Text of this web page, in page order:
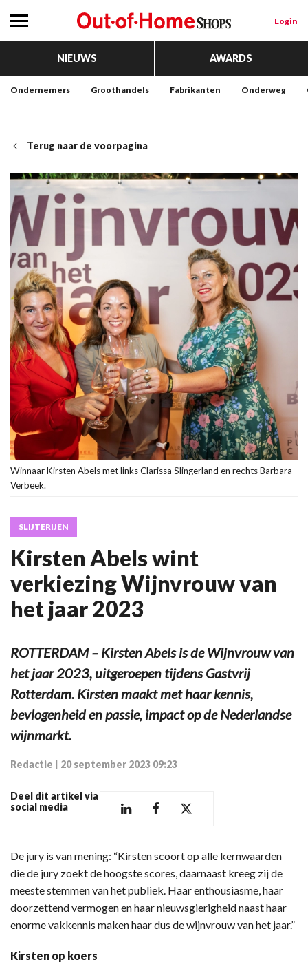
Login
NIEUWS AWARDS
Ondernemers Groothandels Fabrikanten Onderweg
Terug naar de voorpagina
Winnaar Kirsten Abels met links Clarissa Slingerland en rechts Barbara
Verbeek.
SLIJTERIJEN
Kirsten Abels wint
verkiezing Wijnvrouw van
het jaar 2023
ROTTERDAM – Kirsten Abels is de Wijnvrouw van
het jaar 2023, uitgeroepen tijdens Gastvrij
Rotterdam. Kirsten maakt met haar kennis,
bevlogenheid en passie, impact op de Nederlandse
wijnmarkt.
Redactie 20 september 2023 09:23
Deel dit artikel via
social media
De jury is van mening: “Kirsten scoort op alle kernwaarden
die de jury zoekt de hoogste scores, daarnaast kreeg zij de
meeste stemmen van het publiek. Haar enthousiasme, haar
doorzettend vermogen en haar nieuwsgierigheid naast haar
enorme vakkennis maken haar dus de wijnvrouw van het jaar.”
Kirsten op koers